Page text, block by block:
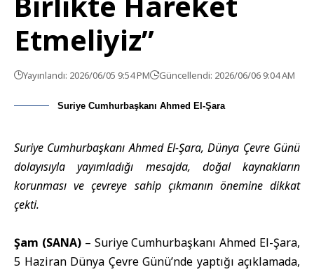
Etmeliyiz”
Yayınlandı: 2026/06/05 9:54 PM Güncellendi: 2026/06/06 9:04 AM
Suriye Cumhurbaşkanı Ahmed El-Şara
Suriye Cumhurbaşkanı Ahmed El-Şara, Dünya Çevre Günü
dolayısıyla yayımladığı mesajda, doğal kaynakların
korunması ve çevreye sahip çıkmanın önemine dikkat
çekti.
Şam (SANA)– Suriye Cumhurbaşkanı Ahmed El-Şara,
5 Haziran Dünya Çevre Günü’nde yaptığı açıklamada,